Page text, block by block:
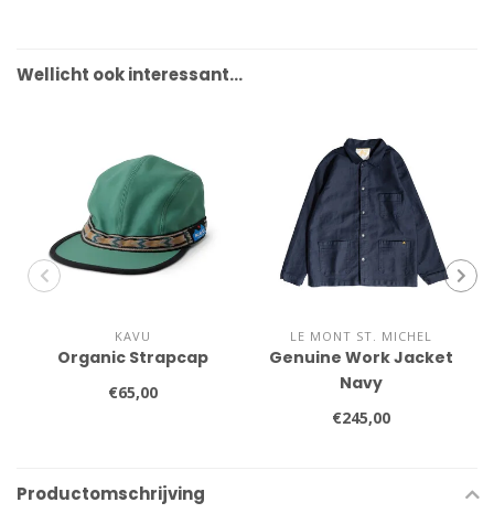
Wellicht ook interessant…
KAVU
Organic Strapcap
€65,00
LE MONT ST. MICHEL
Genuine Work Jacket
Navy
€245,00
Productomschrijving